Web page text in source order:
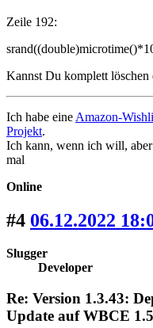
Zeile 192:
Kannst Du komplett löschen
Ich habe eine Amazon-
Projekt.
Ich kann, wenn ich will,
mal
Online
#4 06.12.2022
Slugger
Developer
Re: Version 1.3.43:
Update auf WBCE